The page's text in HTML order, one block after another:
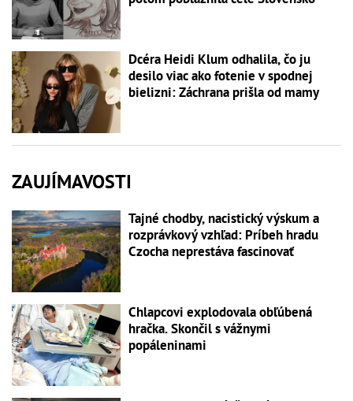
Dcéra Heidi Klum odhalila, čo ju
desilo viac ako fotenie v spodnej
bielizni: Záchrana prišla od mamy
ZAUJÍMAVOSTI
Tajné chodby, nacistický výskum a
rozprávkový vzhľad: Príbeh hradu
Czocha neprestáva fascinovať
Chlapcovi explodovala obľúbená
hračka. Skončil s vážnymi
popáleninami